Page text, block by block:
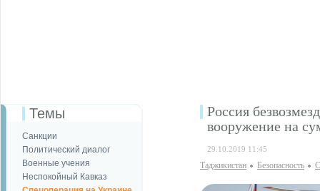
Темы
Санкции
Политический диалог
Военные учения
Неспокойный Кавказ
Россия
вооружение на
29.10.2019 11:45
Таджикистан Безопаcность